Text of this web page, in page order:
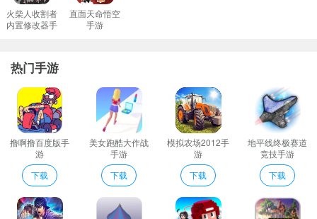
2、独有的恋爱结婚系统帮你在新月大陆找到你命中注定的另一半。
无论你们是男女男男或女女为爱人带来令人怦然心动的浪漫婚礼。
4、可以通过收集大量的神兵武器变强当然这个过程很漫长就是了。
5、拥有更强的力量进行战斗游戏内的每种作战方式都会更加的激烈
刺激还能给自己带来更为新奇的操作乐趣。
魔王与迷宮亮点
游戏中的职业丰富玩家的角色达到一定等级还能进行转职这给了玩
家更多的挑战。
◎通过护送等活动获得声望提升声望称号等级称号越高级带来的属
性越强大
火柴人收割者
内置修改器手
直面天命悟空
手游
热门手游
撸啊撸百度版手
游
下载
美女跑酷大作战
手游
下载
模拟农场2012手
游
下载
地平线终极赛道
竞技手游
下载